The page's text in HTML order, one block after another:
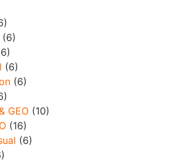
(6)
(6)
(6)
GEO (10)
(16)
(6)